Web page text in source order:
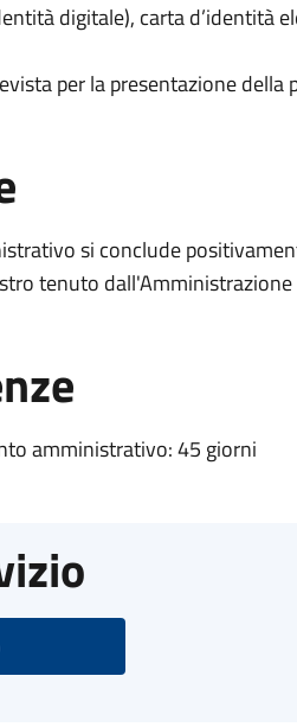
digitale), carta d’identità
per la presentazione della
si conclude
tenuto dall'Amministrazione
amministrativo: 45 giorni